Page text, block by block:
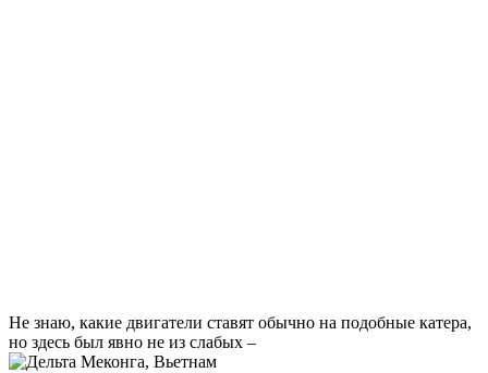
Не знаю, какие двигатели ставят обычно на подобные катера,
но здесь был явно не из слабых –